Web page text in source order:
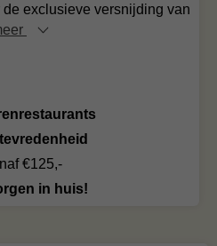
exclusieve versnijding van
€125,-
in huis!